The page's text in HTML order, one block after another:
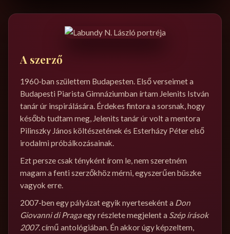
A szerző
1960-ban születtem Budapesten. Első verseimet a
Budapesti Piarista Gimnáziumban írtam Jelenits István
tanár úr inspirálására. Érdekes fintora a sorsnak, hogy
később tudtam meg, Jelenits tanár úr volt a mentora
Pilinszky János költészetének és Esterházy Péter első
irodalmi próbálkozásainak.
Ezt persze csak tényként írom le, nem szeretném
magam a fenti szerzőkhöz mérni, egyszerűen büszke
vagyok erre.
2007-ben egy pályázat egyik nyerteseként a Don
Giovanni di Pragaegy részlete megjelent a Szép írások
2007. című antológiában. Én akkor úgy képzeltem,